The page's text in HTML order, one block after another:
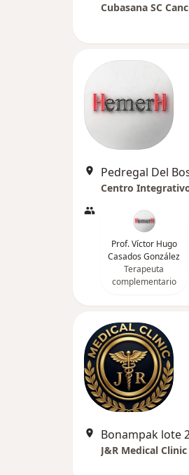
Cubasana SC
Centro
Prof. Víctor Hugo
Casados González
Terapeuta
complementario
J&R Medical Clinic